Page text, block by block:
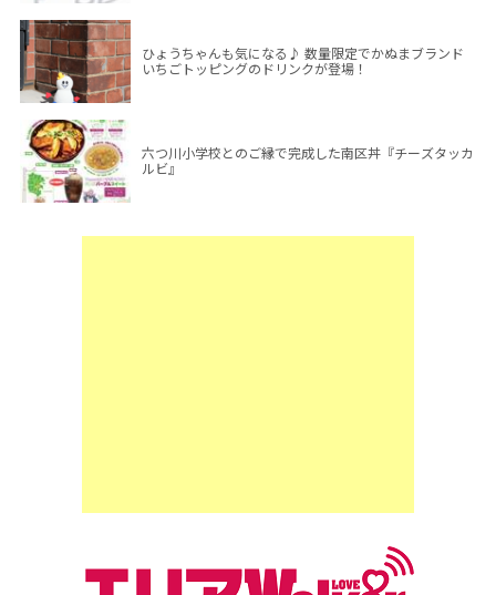
ひょうちゃんも気になる♪ 数量限定でかぬまブランド
いちごトッピングのドリンクが登場！
六つ川小学校とのご縁で完成した南区丼『チーズタッカ
ルビ』